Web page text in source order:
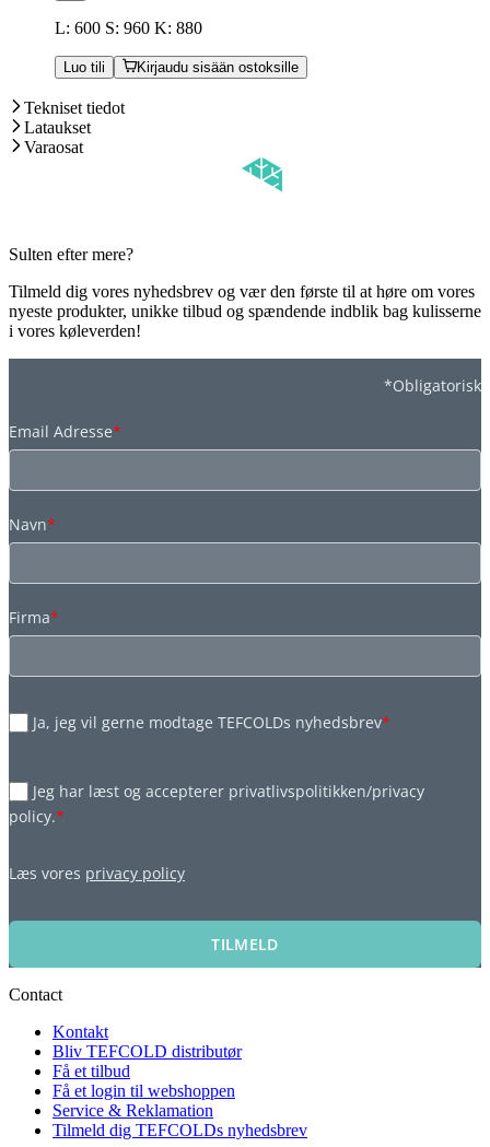
L: 600 S: 960 K: 880
Luo tili Kirjaudu sisään ostoksille
Tekniset tiedot
Lataukset
Varaosat
Sulten efter mere?
Tilmeld dig vores nyhedsbrev og vær den første til at høre om vores
nyeste produkter, unikke tilbud og spændende indblik bag kulisserne
i vores køleverden!
*Obligatorisk
Email Adresse*
Navn*
Firma*
Ja, jeg vil gerne modtage TEFCOLDs nyhedsbrev*
Jeg har læst og accepterer privatlivspolitikken/privacy
policy.*
Læs vores privacy policy
TILMELD
Contact
Kontakt
Bliv TEFCOLD distributør
Få et tilbud
Få et login til webshoppen
Service & Reklamation
Tilmeld dig TEFCOLDs nyhedsbrev